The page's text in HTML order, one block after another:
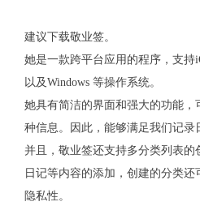
建议下载敬业签。
她是一款跨平台应用的程序，支持
以及Windows 等操作系统。
她具有简洁的界面和强大的功能
种信息。因此，能够满足我们记录
并且，敬业签还支持多分类列表
日记等内容的添加，创建的分类
隐私性。